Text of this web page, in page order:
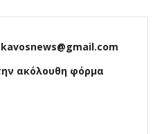
ακόλουθη φόρμα